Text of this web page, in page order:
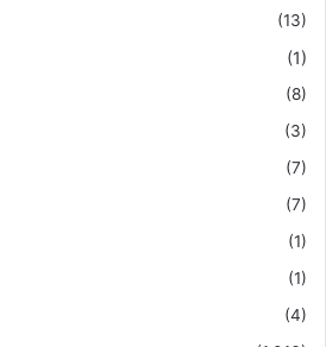
(13)
(1)
(8)
(3)
(7)
(7)
(1)
(1)
(4)